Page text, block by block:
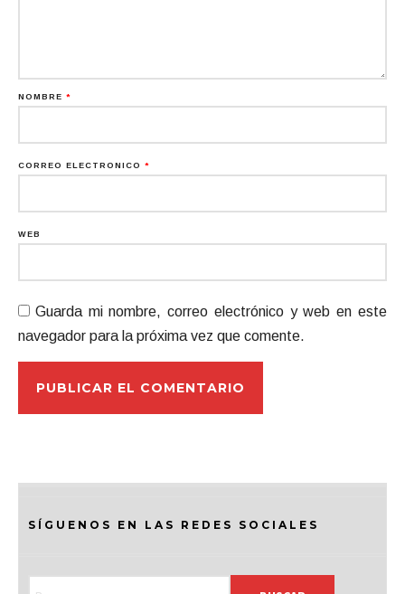
NOMBRE *
CORREO ELECTRÓNICO *
WEB
Guarda mi nombre, correo electrónico y web en este
navegador para la próxima vez que comente.
SÍGUENOS EN LAS REDES SOCIALES